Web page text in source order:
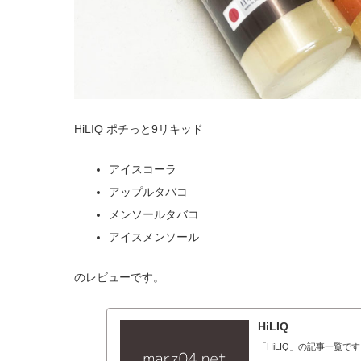
HiLIQ ポチっと9リキッド
アイスコーラ
アップルタバコ
メンソールタバコ
アイスメンソール
のレビューです。
HiLIQ
「HiLIQ」の記事一覧で